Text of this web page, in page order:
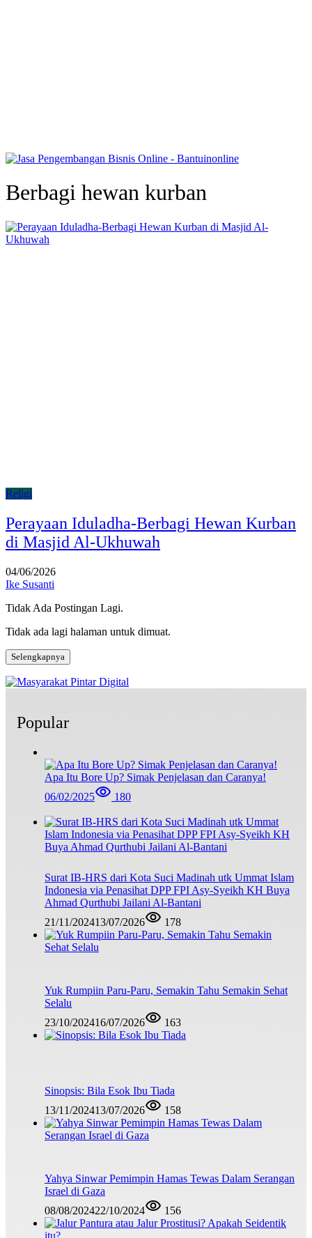
Berbagi hewan kurban
Religi
Perayaan Iduladha-Berbagi Hewan Kurban
di Masjid Al-Ukhuwah
04/06/2026
Ike Susanti
Tidak Ada Postingan Lagi.
Tidak ada lagi halaman untuk dimuat.
Selengkapnya
Popular
Apa Itu Bore Up? Simak Penjelasan dan Caranya!
06/02/2025
180
Surat IB-HRS dari Kota Suci Madinah utk Ummat Islam
Indonesia via Penasihat DPP FPI Asy-Syeikh KH Buya
Ahmad Qurthubi Jailani Al-Bantani
21/11/202413/07/2026 178
Yuk Rumpiin Paru-Paru, Semakin Tahu Semakin Sehat
Selalu
23/10/202416/07/2026 163
Sinopsis: Bila Esok Ibu Tiada
13/11/202413/07/2026 158
Yahya Sinwar Pemimpin Hamas Tewas Dalam Serangan
Israel di Gaza
08/08/202422/10/2024 156